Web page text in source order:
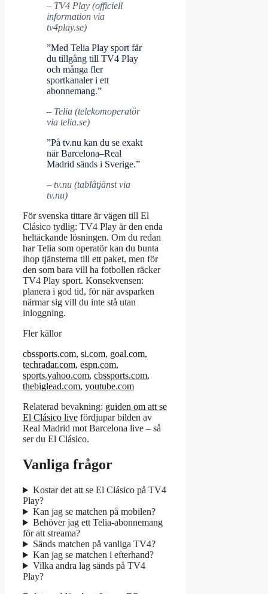
– TV4 Play (officiell
information via
tv4play.se)
”Med Telia Play sport får
du tillgång till TV4 Play
och många fler
sportkanaler i ett
abonnemang.”
– Telia (telekomoperatör
via telia.se)
”På tv.nu kan du se exakt
när Barcelona–Real
Madrid sänds i Sverige.”
– tv.nu (tablåtjänst via
tv.nu)
För svenska tittare är vägen till El
Clásico tydlig: TV4 Play är den enda
heltäckande lösningen. Om du redan
har Telia som operatör kan du bunta
ihop tjänsterna till ett paket, men för
den som bara vill ha fotbollen räcker
TV4 Play sport. Konsekvensen:
planera i god tid, för när avsparken
närmar sig vill du inte stå utan
inloggning.
Fler källor
cbssports.com, si.com, goal.com,
techradar.com, espn.com,
sports.yahoo.com, cbssports.com,
thebiglead.com, youtube.com
Relaterad bevakning: guiden om att se
El Clásico live fördjupar bilden av
Real Madrid mot Barcelona live – så
ser du El Clásico.
Vanliga frågor
Kostar det att se El Clásico på TV4
Play?
Kan jag se matchen på mobilen?
Behöver jag ett Telia-abonnemang
för att streama?
Sänds matchen på vanliga TV4?
Kan jag se matchen i efterhand?
Vilka andra lag sänds på TV4
Play?